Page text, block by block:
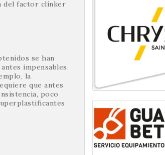
del factor clínker
se han
impensables.
la
que antes
poco